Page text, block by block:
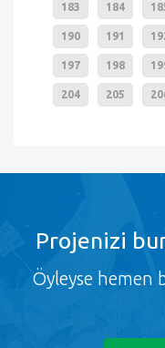
183 184
190 191
197 198
204 205
Projenizi
Öyleyse hemen